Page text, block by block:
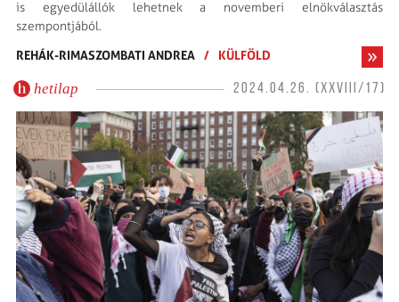
is egyedülállók lehetnek a novemberi elnökválasztás
szempontjából.
REHÁK-RIMASZOMBATI ANDREA / KÜLFÖLD
hetilap 2024.04.26. (XXVIII/17)